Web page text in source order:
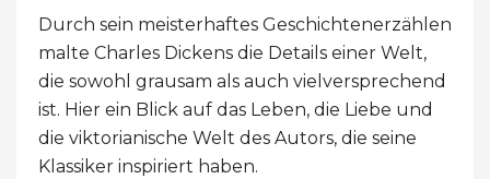
Durch sein meisterhaftes Geschichtenerzählen
malte Charles Dickens die Details einer Welt,
die sowohl grausam als auch vielversprechend
ist. Hier ein Blick auf das Leben, die Liebe und
die viktorianische Welt des Autors, die seine
Klassiker inspiriert haben.